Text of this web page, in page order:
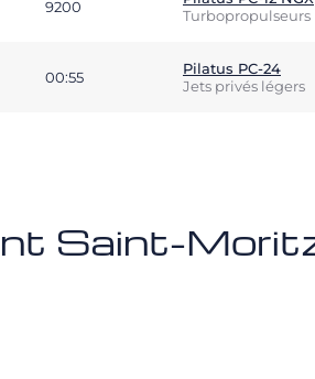
9200
Turbopropulseurs
00:55
Pilatus PC-24
Jets privés légers
Saint-